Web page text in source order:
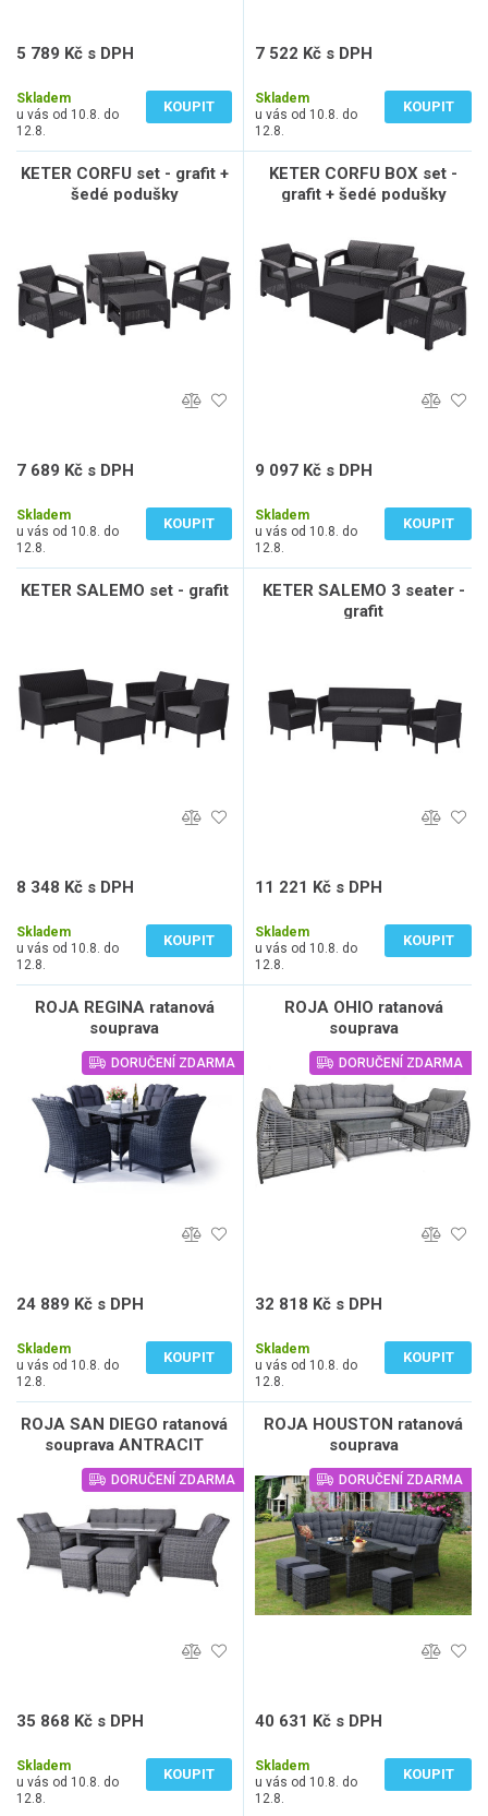
5 789 Kč s DPH
Skladem
u vás od 10.8. do
12.8.
KOUPIT
7 522 Kč s DPH
Skladem
u vás od 10.8. do
12.8.
KOUPIT
KETER CORFU set - grafit +
šedé podušky
7 689 Kč s DPH
Skladem
u vás od 10.8. do
12.8.
KOUPIT
KETER CORFU BOX set -
grafit + šedé podušky
9 097 Kč s DPH
Skladem
u vás od 10.8. do
12.8.
KOUPIT
KETER SALEMO set - grafit
8 348 Kč s DPH
Skladem
u vás od 10.8. do
12.8.
KOUPIT
KETER SALEMO 3 seater -
grafit
11 221 Kč s DPH
Skladem
u vás od 10.8. do
12.8.
KOUPIT
ROJA REGINA ratanová
souprava
DORUČENÍ ZDARMA
24 889 Kč s DPH
Skladem
u vás od 10.8. do
12.8.
KOUPIT
ROJA OHIO ratanová
souprava
DORUČENÍ ZDARMA
32 818 Kč s DPH
Skladem
u vás od 10.8. do
12.8.
KOUPIT
ROJA SAN DIEGO ratanová
souprava ANTRACIT
DORUČENÍ ZDARMA
35 868 Kč s DPH
Skladem
u vás od 10.8. do
12.8.
KOUPIT
ROJA HOUSTON ratanová
souprava
DORUČENÍ ZDARMA
40 631 Kč s DPH
Skladem
u vás od 10.8. do
12.8.
KOUPIT